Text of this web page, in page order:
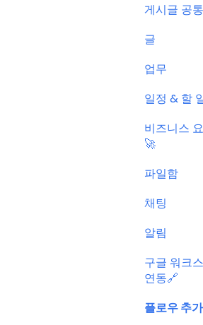
게시글 공
글
업무
일정 & 할
비즈니스
🚀
파일함
채팅
알림
구글 워크
연동🔗
플로우 추